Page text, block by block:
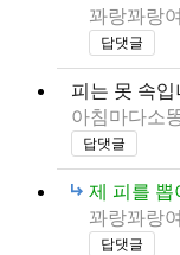
꽈랑꽈랑
답댓글
피는 못 속
아침마다소
답댓글
제 피를 뽑
꽈랑꽈랑
답댓글